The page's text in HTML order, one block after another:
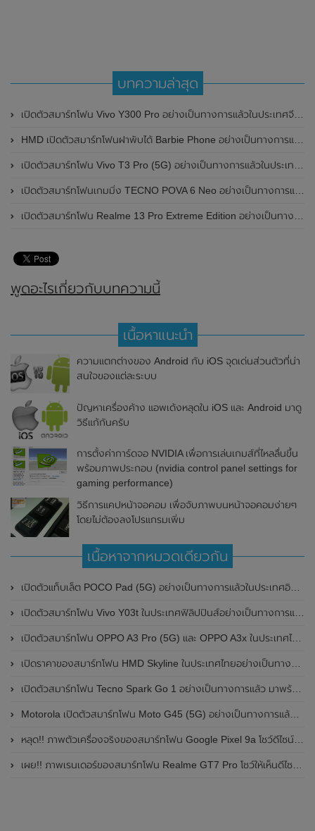
บทความล่าสุด
เปิดตัวสมาร์ทโฟน Vivo Y300 Pro อย่างเป็นทางการแล้วในประเทศจีน มาพร้อมดีไซน์พรีเมี่ยม ทนทาน และแบตเตอรี่สุดอึดขนาดใหญ่ 6,500mAh พร้อมรองรับการชาร์จไว 80W
HMD เปิดตัวสมาร์ทโฟนฝาพับได้ Barbie Phone อย่างเป็นทางการแล้ว มาพร้อมธีมสีชมพูสดใส
เปิดตัวสมาร์ทโฟน Vivo T3 Pro (5G) อย่างเป็นทางการแล้วในประเทศอินเดีย
เปิดตัวสมาร์ทโฟนเกมมิ่ง TECNO POVA 6 Neo อย่างเป็นทางการแล้วในประเทศไทย ในราคา 8,499 บาท
เปิดตัวสมาร์ทโฟน Realme 13 Pro Extreme Edition อย่างเป็นทางการแล้วในประเทศจีน
พูดอะไรเกี่ยวกับบทความนี้
เนื้อหาแนะนำ
ความแตกต่างของ Android กับ iOS จุดเด่นส่วนตัวที่น่า
สนใจของแต่ละระบบ
ปัญหาเครื่องค้าง แอพเด้งหลุดใน iOS และ Android มาดู
วิธีแก้กันครับ
การตั้งค่าการ์ดจอ NVIDIA เพื่อการเล่นเกมส์ที่ไหลลื่นขึ้น
พร้อมภาพประกอบ (nvidia control panel settings for
gaming performance)
วิธีการแคปหน้าจอคอม เพื่อจับภาพบนหน้าจอคอมง่ายๆ
โดยไม่ต้องลงโปรแกรมเพิ่ม
เนื้อหาจากหมวดเดียวกัน
เปิดตัวแท็บเล็ต POCO Pad (5G) อย่างเป็นทางการแล้วในประเทศอินเดีย มาพร้อมชิปเซ็ต Snapdragon 7s Gen 2 ของ Qualcomm และรองรับเครือข่าย 5G
เปิดตัวสมาร์ทโฟน Vivo Y03t ในประเทศฟิลิปปินส์อย่างเป็นทางการแล้ว มาพร้อมชิปเซ็ต Unisoc T612 , กล้องหลัง ความละเอียด 13MP , แบตเตอรี่ 5,000mAh และหน้าจอแสดงผล LCD / 90Hz
เปิดตัวสมาร์ทโฟน OPPO A3 Pro (5G) และ OPPO A3x ในประเทศไทยอย่างเป็นทางการแล้ว ในราคาเริ่มต้นเพียง 3,999 บาท
เปิดราคาของสมาร์ทโฟน HMD Skyline ในประเทศไทยอย่างเป็นทางการแล้ว ราคา 14,990 บาท
เปิดตัวสมาร์ทโฟน Tecno Spark Go 1 อย่างเป็นทางการแล้ว มาพร้อมหน้าจอแสดงผล LCD / 120Hz , แบตเตอรี่ 5,000mAh และใช้ชิปเซ็ต Unisoc
Motorola เปิดตัวสมาร์ทโฟน Moto G45 (5G) อย่างเป็นทางการแล้วในอินเดีย
หลุด!! ภาพตัวเครื่องจริงของสมาร์ทโฟน Google Pixel 9a โชว์ดีไซน์ใหม่ กล้องหลังแบนราบ ไม่มีกรอบของกล้องแล้ว
เผย!! ภาพเรนเดอร์ของสมาร์ทโฟน Realme GT7 Pro โชว์ให้เห็นดีไซน์ใหม่ พร้อมเผยรายละเอียดสเปกที่สำคัญบางส่วน